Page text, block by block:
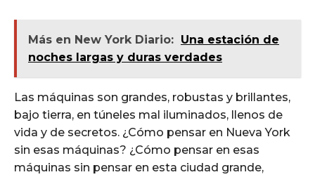
Más en New York Diario: Una estación de
noches largas y duras verdades
Las máquinas son grandes, robustas y brillantes,
bajo tierra, en túneles mal iluminados, llenos de
vida y de secretos. ¿Cómo pensar en Nueva York
sin esas máquinas? ¿Cómo pensar en esas
máquinas sin pensar en esta ciudad grande,